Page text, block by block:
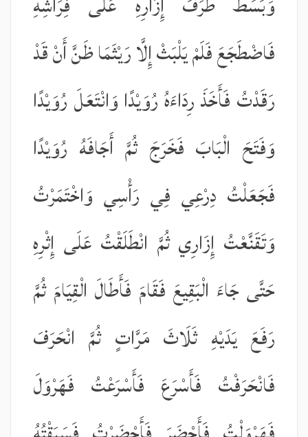
فَاضْطَجَعَ فَلَمْ يَلْبَثْ إِلَّا رَيْثَمَا ظَنَّ أَنْ قَدْ
رَقَدْتُ فَأَخَذَ رِدَاءَهُ رُوَيْدًا وَانْتَعَلَ رُوَيْدًا
وَفَتَحَ الْبَابَ فَخَرَجَ ثُمَّ أَجَافَهُ رُوَيْدًا
فَجَعَلْتُ دِرْعِي فِي رَأْسِي وَاخْتَمَرْتُ
وَتَقَنَّعْتُ إِزَارِي ثُمَّ انْطَلَقْتُ عَلَى إِثْرِهِ
حَتَّى جَاءَ الْبَقِيعَ فَقَامَ فَأَطَالَ الْقِيَامَ ثُمَّ
رَفَعَ يَدَيْهِ ثَلَاثَ مَرَّاتٍ ثُمَّ انْحَرَفَ
فَانْحَرَفْتُ فَأَسْرَعَ فَأَسْرَعْتُ فَهَرْوَلَ